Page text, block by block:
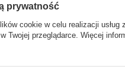
37,99 zł
prywatność
cookie w celu realizacji usług
Twojej przeglądarce. Więcej